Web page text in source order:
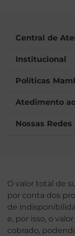
Central de
Institucional
Políticas
Atedimento
Nossas Redes
O valor total de
por conta dos
de
e, por isso, o
cobrado,